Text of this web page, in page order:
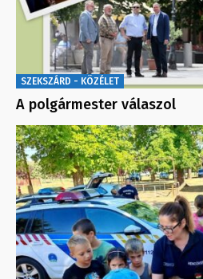
SZEKSZÁRD - KÖZÉLET
A polgármester válaszol